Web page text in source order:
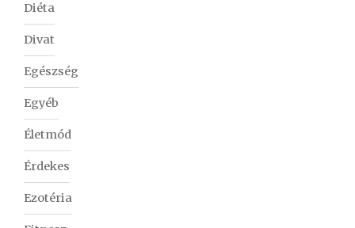
Diéta
Divat
Egészség
Egyéb
Életmód
Érdekes
Ezotéria